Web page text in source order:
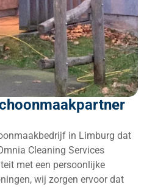
in Limburg dat
Cleaning Services
met een persoonlijke
wij zorgen ervoor dat